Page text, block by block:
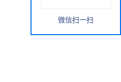
微信扫一扫